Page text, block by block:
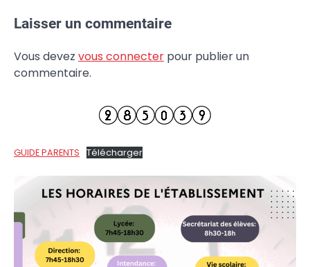
Laisser un commentaire
Vous devez vous connecter pour publier un
commentaire.
GUIDE PARENTS Télécharger